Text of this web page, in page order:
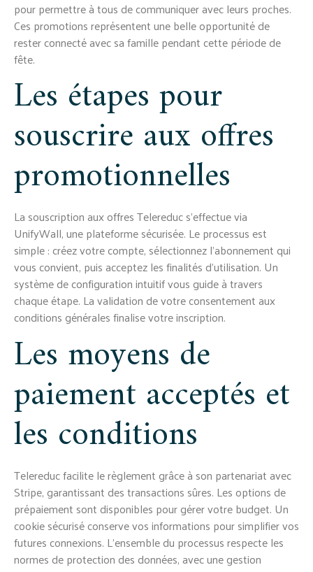
pour permettre à tous de communiquer avec leurs proches.
Ces promotions représentent une belle opportunité de
rester connecté avec sa famille pendant cette période de
fête.
Les étapes pour
souscrire aux offres
promotionnelles
La souscription aux offres Telereduc s'effectue via
UnifyWall, une plateforme sécurisée. Le processus est
simple : créez votre compte, sélectionnez l'abonnement qui
vous convient, puis acceptez les finalités d'utilisation. Un
système de configuration intuitif vous guide à travers
chaque étape. La validation de votre consentement aux
conditions générales finalise votre inscription.
Les moyens de
paiement acceptés et
les conditions
Telereduc facilite le règlement grâce à son partenariat avec
Stripe, garantissant des transactions sûres. Les options de
prépaiement sont disponibles pour gérer votre budget. Un
cookie sécurisé conserve vos informations pour simplifier vos
futures connexions. L'ensemble du processus respecte les
normes de protection des données, avec une gestion